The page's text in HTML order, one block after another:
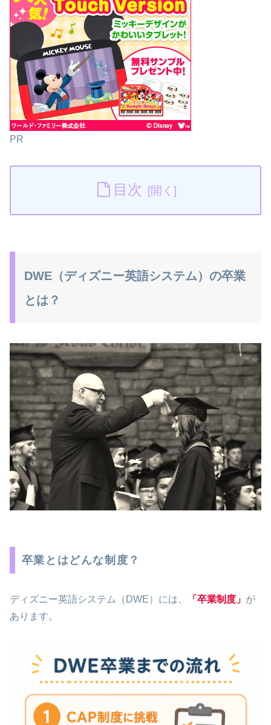
PR
目次
DWE（ディズニー英語システム）の卒業
とは？
卒業とはどんな制度？
ディズニー英語システム（DWE）には、 「卒業制度」 が
あります。